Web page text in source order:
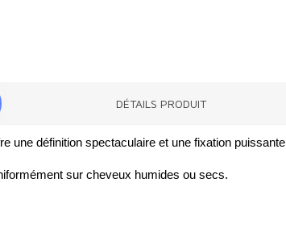
DÉTAILS PRODUIT
une définition spectaculaire et une fixation
sur cheveux humides ou secs.